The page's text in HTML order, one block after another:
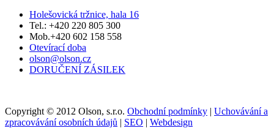
Holešovická tržnice, hala 16
Tel.: +420 220 805 300
Mob.+420 602 158 558
Otevírací doba
olson@olson.cz
DORUČENÍ ZÁSILEK
Copyright © 2012 Olson, s.r.o. Obchodní podmínky | Uchovávání a
zpracovávání osobních údajů | SEO | Webdesign